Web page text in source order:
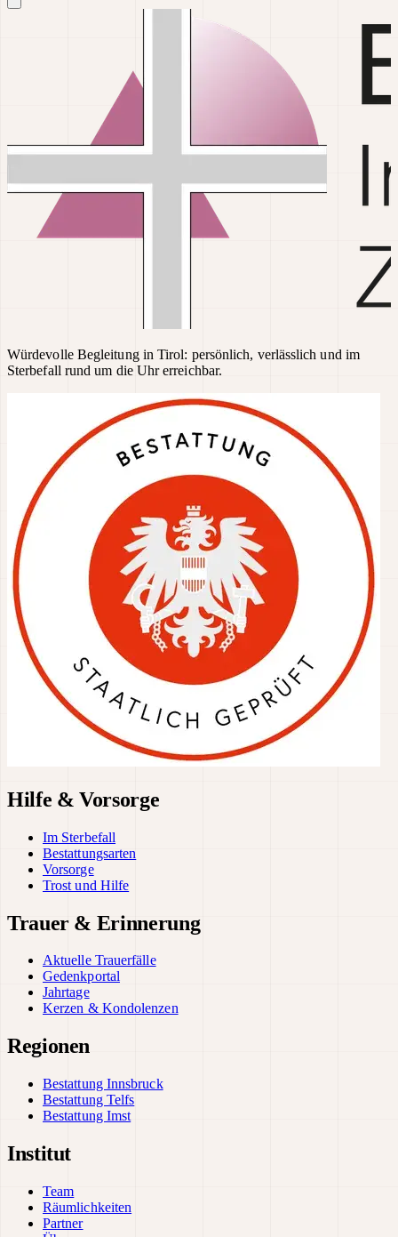
Würdevolle Begleitung in Tirol: persönlich, verlässlich und im
Sterbefall rund um die Uhr erreichbar.
Hilfe & Vorsorge
Im Sterbefall
Bestattungsarten
Vorsorge
Trost und Hilfe
Trauer & Erinnerung
Aktuelle Trauerfälle
Gedenkportal
Jahrtage
Kerzen & Kondolenzen
Regionen
Bestattung Innsbruck
Bestattung Telfs
Bestattung Imst
Institut
Team
Räumlichkeiten
Partner